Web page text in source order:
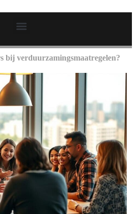
bij verduurzamingsmaatregelen?